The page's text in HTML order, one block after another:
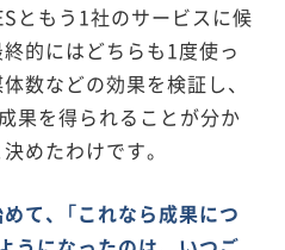
ともう1社のサービスに候
的にはどちらも1度使っ
数などの効果を検証し、
果を得られることが分か
めたわけです。
て、「これなら成果につ